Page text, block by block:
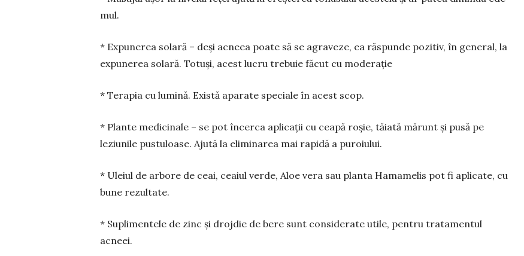
mul.
* Expunerea solară – deși acneea poate să se agraveze, ea răspunde pozitiv, în general, la
expu­ne­rea solară. Totuși, acest lu­cru trebuie făcut cu moderație
* Terapia cu lumină. Există aparate speciale în acest scop.
* Plante medicinale – se pot încerca aplicații cu ceapă roșie, tăiată mărunt și pusă pe
leziunile pustuloase. Ajută la eliminarea mai rapidă a puroiului.
* Uleiul de arbore de ceai, ceaiul verde, Aloe vera sau planta Hamamelis pot fi aplicate, cu
bune rezultate.
* Suplimentele de zinc și drojdie de bere sunt considerate utile, pentru tratamentul
acneei.